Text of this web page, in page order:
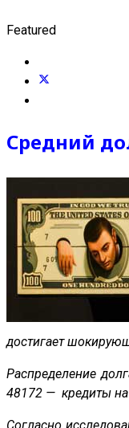
Featured
Средний
достигает
Распределение
48172 — кредиты на